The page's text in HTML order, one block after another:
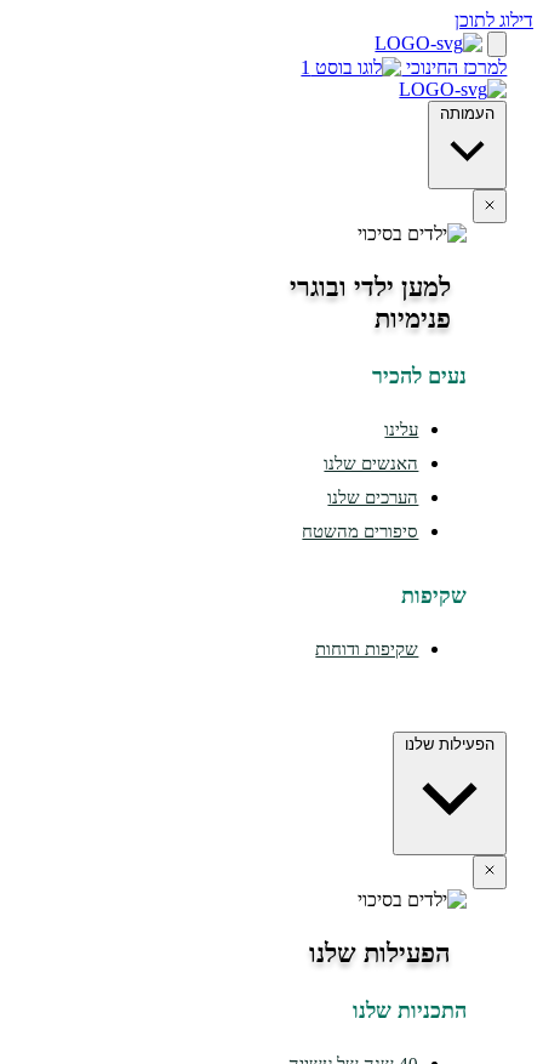
למען ילדי ובוגרי
להכיר
האנשים שלנו
הערכים שלנו
סיפורים מהשטח
שקיפות ודוחות
שלנו
הפעילות שלנו
שלנו